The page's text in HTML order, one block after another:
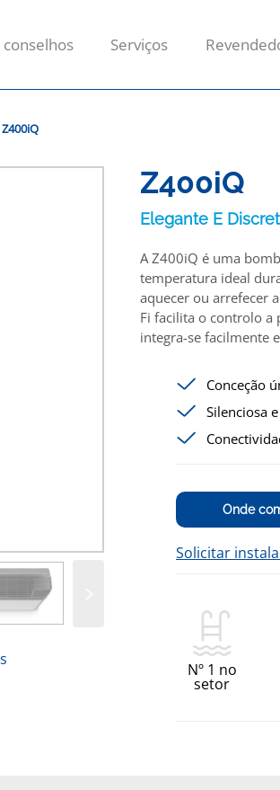
conselhos Serviços
Z400iQ
Z400iQ
Elegante E
A Z400iQ é uma
temperatura ideal
aquecer ou arrefecer
Fi facilita o controlo a
integra-se facilmente
Conceção
Silenciosa
Onde
Solicitar
Nº 1 no
setor